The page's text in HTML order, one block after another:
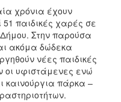
χρόνια έχουν
51 παιδικές χαρές σε
Στην παρούσα
ακόμα δώδεκα
νέες παιδικές
οι υφιστάμενες ενώ
πάρκα –